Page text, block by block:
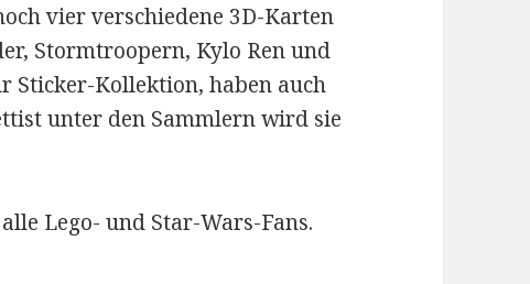
vier verschiedene 3D-Karten
Stormtroopern, Kylo Ren und
Sticker-Kollektion, haben auch
unter den Sammlern wird sie
Lego- und Star-Wars-Fans.